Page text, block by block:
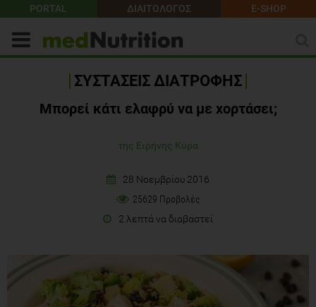
PORTAL ΔΙΑΙΤΟΛΟΓΟΣ E-SHOP
ΣΥΣΤΑΣΕΙΣ ΔΙΑΤΡΟΦΗΣ
Μπορεί κάτι ελαφρύ να με χορτάσει;
της Ειρήνης Κύρα
28 Νοεμβρίου 2016
25629 Προβολές
2 λεπτά να διαβαστεί